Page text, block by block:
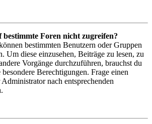
Foren nicht zugreifen?
bestimmten Benutzern oder Gruppen
Um diese einzusehen, Beiträge zu lesen, zu
Vorgänge durchzuführen, brauchst du
Berechtigungen. Frage einen
nach entsprechenden